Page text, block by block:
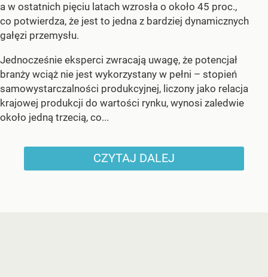
a w ostatnich pięciu latach wzrosła o około 45 proc.,
co potwierdza, że jest to jedna z bardziej dynamicznych
gałęzi przemysłu.
Jednocześnie eksperci zwracają uwagę, że potencjał
branży wciąż nie jest wykorzystany w pełni – stopień
samowystarczalności produkcyjnej, liczony jako relacja
krajowej produkcji do wartości rynku, wynosi zaledwie
około jedną trzecią, co...
CZYTAJ DALEJ